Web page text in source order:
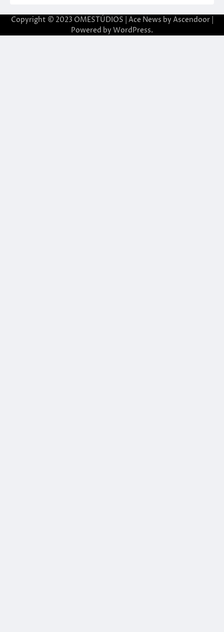
Copyright © 2023 OMESTÚDIOS | Ace News by Ascendoor|
Powered by WordPress.